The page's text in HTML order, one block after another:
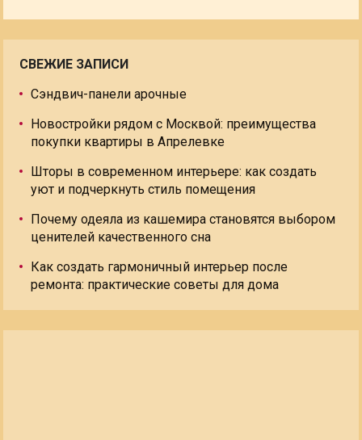
СВЕЖИЕ ЗАПИСИ
Сэндвич-панели арочные
Новостройки рядом с Москвой: преимущества
покупки квартиры в Апрелевке
Шторы в современном интерьере: как создать
уют и подчеркнуть стиль помещения
Почему одеяла из кашемира становятся выбором
ценителей качественного сна
Как создать гармоничный интерьер после
ремонта: практические советы для дома